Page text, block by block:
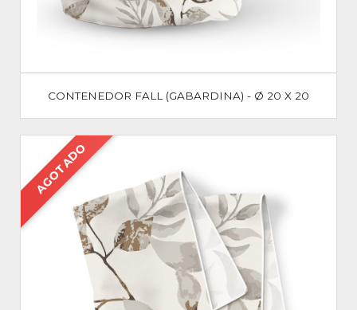
CONTENEDOR FALL (GABARDINA) - Ø 20 X 20
AGOTADO